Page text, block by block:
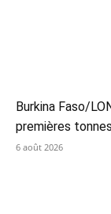
Burkina Faso/
premières
6 août 2026